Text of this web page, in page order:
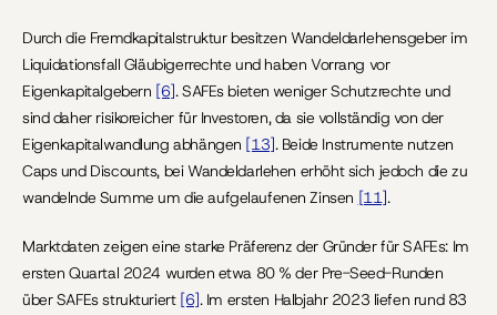
Durch die Fremdkapitalstruktur besitzen Wandeldarlehensgeber im
Liquidationsfall Gläubigerrechte und haben Vorrang vor
Eigenkapitalgebern [6]. SAFEs bieten weniger Schutzrechte und
sind daher risikoreicher für Investoren, da sie vollständig von der
Eigenkapitalwandlung abhängen [13]. Beide Instrumente nutzen
Caps und Discounts, bei Wandeldarlehen erhöht sich jedoch die zu
wandelnde Summe um die aufgelaufenen Zinsen [11].
Marktdaten zeigen eine starke Präferenz der Gründer für SAFEs: Im
ersten Quartal 2024 wurden etwa 80 % der Pre-Seed-Runden
über SAFEs strukturiert [6]. Im ersten Halbjahr 2023 liefen rund 83